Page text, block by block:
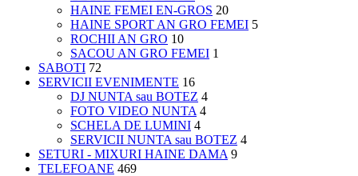
HAINE FEMEI EN-GROS 20
HAINE SPORT AN GRO FEMEI 5
ROCHII AN GRO 10
SACOU AN GRO FEMEI 1
SABOTI 72
SERVICII EVENIMENTE 16
DJ NUNTA sau BOTEZ 4
FOTO VIDEO NUNTA 4
SCHELA DE LUMINI 4
SERVICII NUNTA sau BOTEZ 4
SETURI - MIXURI HAINE DAMA 9
TELEFOANE 469